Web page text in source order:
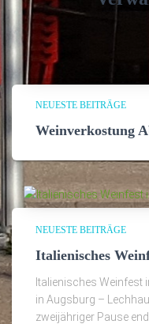
NEUESTE BEITRÄGE
Weinverkostung
NEUESTE BEITRÄGE
Italienisches
Italienisches Weinfest
in Augsburg –
zweijähriger Pause